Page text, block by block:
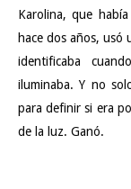
Karolina, que
hace dos años, usó
identificaba
iluminaba. Y no
para definir si era
de la luz. Ganó.